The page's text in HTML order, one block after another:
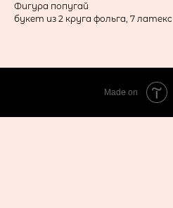
Фигура попугай
букет из 2 круга фольга, 7 латекс
Made on